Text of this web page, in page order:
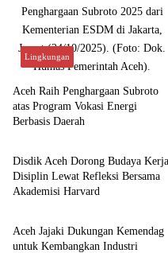
Lingkungan
Aceh Raih Penghargaan Subroto
atas Program Vokasi Energi
Berbasis Daerah
Aceh
Disdik Aceh Dorong Budaya Kerja
Disiplin Lewat Refleksi Bersama
Akademisi Harvard
Aceh
Aceh Jajaki Dukungan Kemendag
untuk Kembangkan Industri